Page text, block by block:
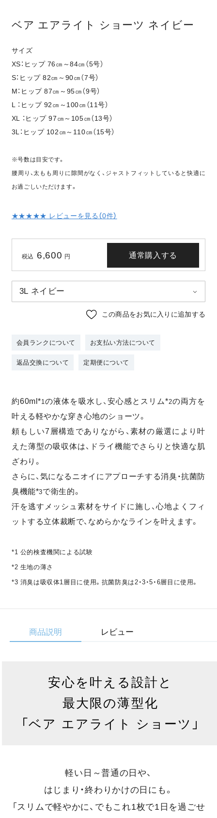
ベア エアライト ショーツ ネイビー
サイズ
XS：ヒップ 76㎝～84㎝（5号）
S：ヒップ 82㎝～90㎝（7号）
M：ヒップ 87㎝～95㎝（9号）
L ：ヒップ 92㎝～100㎝（11号）
XL ：ヒップ 97㎝～105㎝（13号）
3L：ヒップ 102㎝～110㎝（15号）
※号数は目安です。
腰周り、太もも周りに隙間がなく、ジャストフィットしていると快適に
お過ごしいただけます。
★★★★★ レビューを見る（0件）
税込 6,600 円 通常購入する
この商品をお気に入りに追加する
会員ランクについて お支払い方法について
返品交換について 定期便について
約60ml*1 の液体を吸水し、安心感とスリム*2の両方を
叶える軽やかな穿き心地のショーツ。
頼もしい7層構造でありながら、素材の厳選により叶
えた薄型の吸収体は、ドライ機能でさらりと快適な肌
ざわり。
さらに、気になるニオイにアプローチする消臭・抗菌防
臭機能*3で衛生的。
汗を逃すメッシュ素材をサイドに施し、心地よくフィ
ットする立体裁断で、なめらかなラインを叶えます。
*1 公的検査機関による試験
*2 生地の薄さ
*3 消臭は吸収体1層目に使用。抗菌防臭は2・3・5・6層目に使用。
商品説明 レビュー
安心を叶える設計と
最大限の薄型化
「ベア エアライト ショーツ」
軽い日～普通の日や、
はじまり・終わりかけの日にも。
「スリムで軽やかに、でもこれ1枚で1日を過ごせ